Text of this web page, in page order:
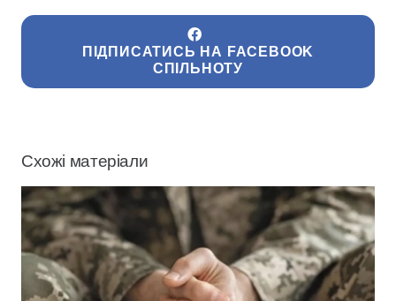
ПІДПИСАТИСЬ НА FACEBOOK
СПІЛЬНОТУ
Схожі матеріали